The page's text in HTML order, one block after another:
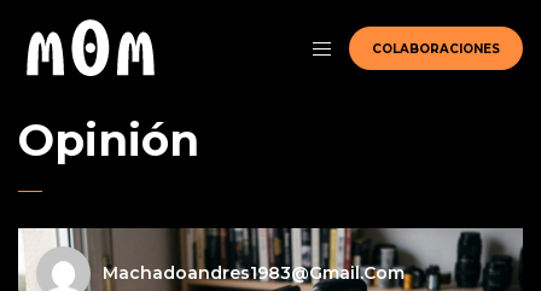
COLABORACIONES
Opinión
Machadoandres1983@gmail.com